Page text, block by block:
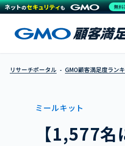
リサーチポータル GMO顧客満足度ラン
ミールキット
【1,577
無